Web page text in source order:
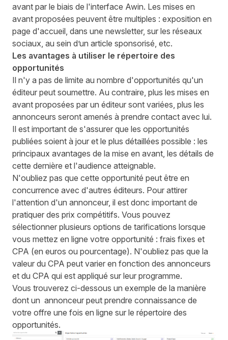
avant par le biais de l'interface Awin. Les mises en
avant proposées peuvent être multiples : exposition en
page d'accueil, dans une newsletter, sur les réseaux
sociaux, au sein d’un article sponsorisé, etc.
Les avantages à utiliser le répertoire des
opportunités
Il n'y a pas de limite au nombre d'opportunités qu'un
éditeur peut soumettre. Au contraire, plus les mises en
avant proposées par un éditeur sont variées, plus les
annonceurs seront amenés à prendre contact avec lui.
Il est important de s'assurer que les opportunités
publiées soient à jour et le plus détaillées possible : les
principaux avantages de la mise en avant, les détails de
cette dernière et l'audience atteignable.
N'oubliez pas que cette opportunité peut être en
concurrence avec d'autres éditeurs. Pour attirer
l'attention d'un annonceur, il est donc important de
pratiquer des prix compétitifs. Vous pouvez
sélectionner plusieurs options de tarifications lorsque
vous mettez en ligne votre opportunité : frais fixes et
CPA (en euros ou pourcentage). N'oubliez pas que la
valeur du CPA peut varier en fonction des annonceurs
et du CPA qui est appliqué sur leur programme.
Vous trouverez ci-dessous un exemple de la manière
dont un annonceur peut prendre connaissance de
votre offre une fois en ligne sur le répertoire des
opportunités.